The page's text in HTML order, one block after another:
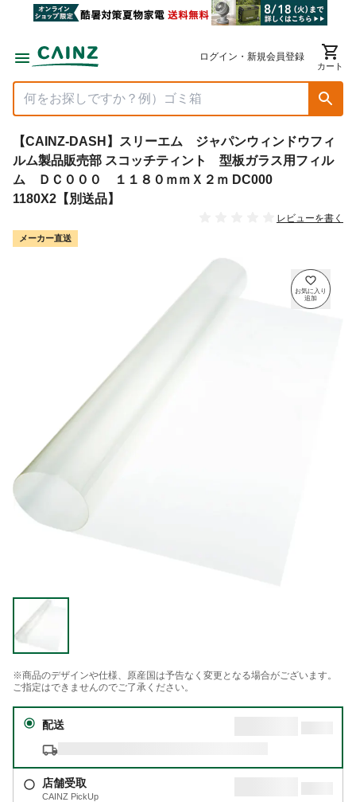
ログイン・新規会員登録
カート
【CAINZ-DASH】スリーエム ジャパンウィンドウフィ
ルム製品販売部 スコッチティント 型板ガラス用フィル
ム ＤＣ０００ １１８０ｍｍＸ２ｍ DC000
1180X2【別送品】
レビューを書く
メーカー直送
※商品のデザインや仕様、原産国は予告なく変更となる場合がございます。
ご指定はできませんのでご了承ください。
配送
店舗受取
CAINZ PickUp